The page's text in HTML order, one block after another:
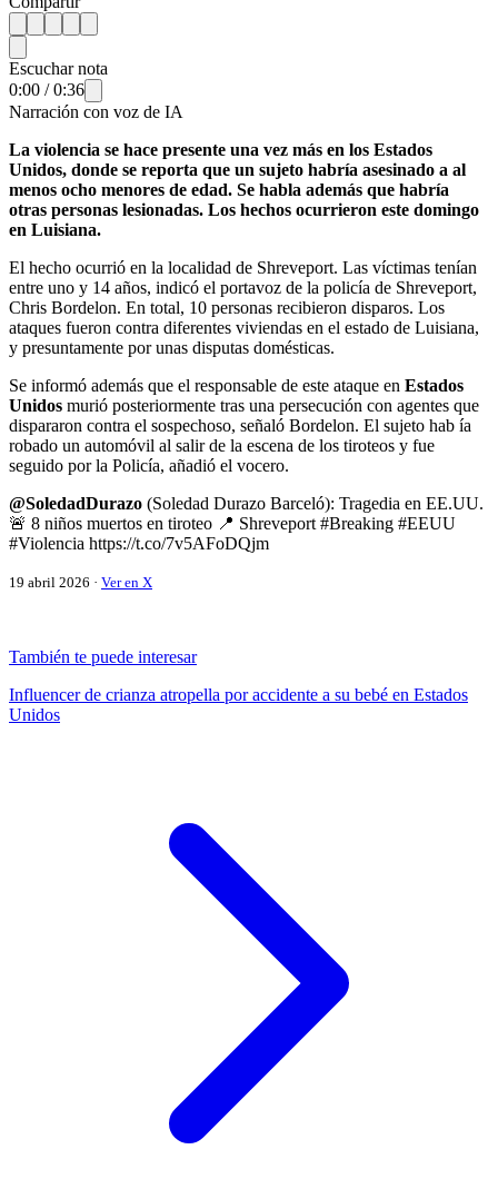
Escuchar nota
0:00 /0:36
Narración con voz de IA
La violencia se hace presente una vez más en los Estados
Unidos, donde se reporta que un sujeto habría asesinado a al
menos ocho menores de edad. Se habla además que habría
otras personas lesionadas. Los hechos ocurrieron este domingo
en Luisiana.
El hecho ocurrió en la localidad de Shreveport. Las víctimas tenían
entre uno y 14 años, indicó el portavoz de la policía de Shreveport,
Chris Bordelon. En total, 10 personas recibieron disparos. Los
ataques fueron contra diferentes viviendas en el estado de Luisiana,
y presuntamente por unas disputas domésticas.
Se informó además que el responsable de este ataque en Estados
Unidos murió posteriormente tras una persecución con agentes que
dispararon contra el sospechoso, señaló Bordelon. El sujeto hab ía
robado un automóvil al salir de la escena de los tiroteos y fue
seguido por la Policía, añadió el vocero.
@SoledadDurazo (Soledad Durazo Barceló): Tragedia en EE.UU.
🚨 8 niños muertos en tiroteo 📍 Shreveport #Breaking #EEUU
#Violencia https://t.co/7v5AFoDQjm
19 abril 2026 · Ver en X
También te puede interesar
Influencer de crianza atropella por accidente a su bebé en Estados
Unidos